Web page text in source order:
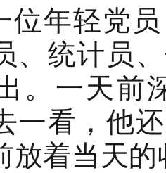
位年轻党
、统计员
。一天前
一看，他
放着当天